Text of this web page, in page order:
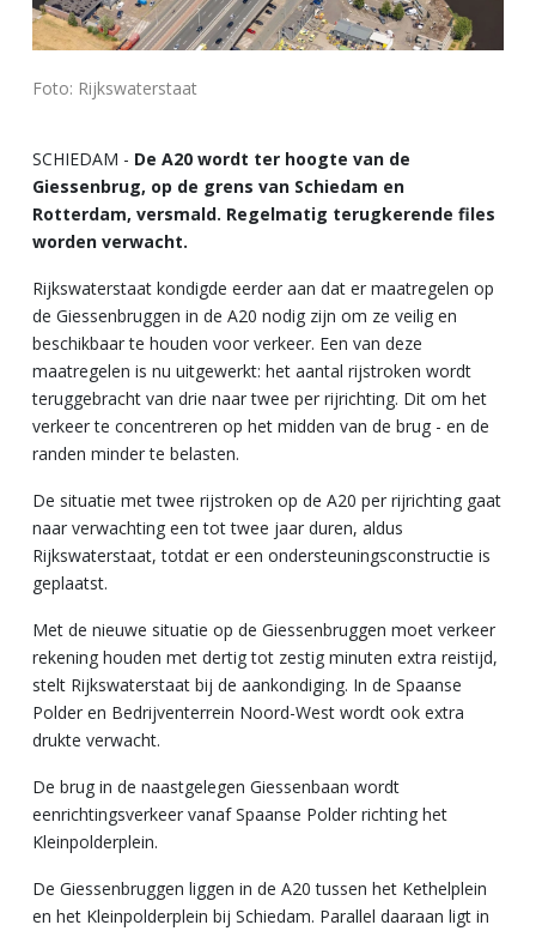
Foto: Rijkswaterstaat
SCHIEDAM - De A20 wordt ter hoogte van de
Giessenbrug, op de grens van Schiedam en
Rotterdam, versmald. Regelmatig terugkerende files
worden verwacht.
Rijkswaterstaat kondigde eerder aan dat er maatregelen op
de Giessenbruggen in de A20 nodig zijn om ze veilig en
beschikbaar te houden voor verkeer. Een van deze
maatregelen is nu uitgewerkt: het aantal rijstroken wordt
teruggebracht van drie naar twee per rijrichting. Dit om het
verkeer te concentreren op het midden van de brug - en de
randen minder te belasten.
De situatie met twee rijstroken op de A20 per rijrichting gaat
naar verwachting een tot twee jaar duren, aldus
Rijkswaterstaat, totdat er een ondersteuningsconstructie is
geplaatst.
Met de nieuwe situatie op de Giessenbruggen moet verkeer
rekening houden met dertig tot zestig minuten extra reistijd,
stelt Rijkswaterstaat bij de aankondiging. In de Spaanse
Polder en Bedrijventerrein Noord-West wordt ook extra
drukte verwacht.
De brug in de naastgelegen Giessenbaan wordt
eenrichtingsverkeer vanaf Spaanse Polder richting het
Kleinpolderplein.
De Giessenbruggen liggen in de A20 tussen het Kethelplein
en het Kleinpolderplein bij Schiedam. Parallel daaraan ligt in